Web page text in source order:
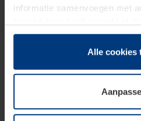
informatie samenvoegen met
hun diensten hebben
Juridisch hebben wij het recht
van deze pagina's absoluut
soorten cookies is uw
toestemming kunt u op elk
Alle cookies